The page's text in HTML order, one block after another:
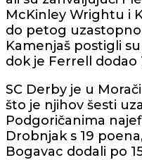
McKinley Wrightu i
do petog
Kamenjaš postigli
dok je Ferrell dodao
SC Derby je u
što je njihov šesti
Podgoričanima
Drobnjak s 19
Bogavac dodali po